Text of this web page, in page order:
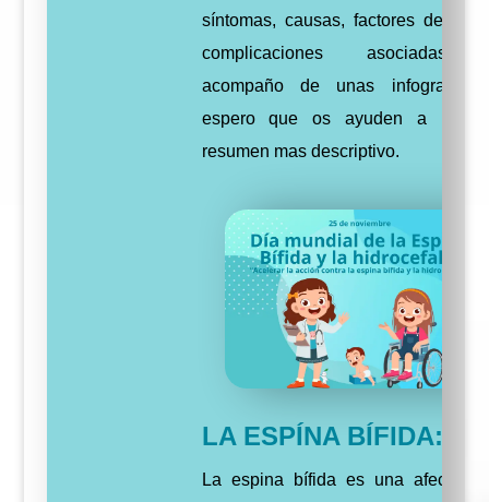
síntomas, causas, factores de
complicaciones asociadas,
acompaño de unas infografías
espero que os ayuden a
resumen mas descriptivo.
LA ESPÍNA BÍFIDA:
La espina bífida es una afección